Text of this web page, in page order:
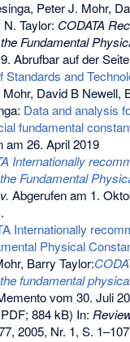
Peter J. Mohr,
Taylor: CODATA
Fundamental
Abrufbar auf der
Standards and
David B Newell,
Data and analysis
fundamental
am 26. April 2019
Internationally
Fundamental
Abgerufen am 1.
Internationally
Physical
Barry Taylor:
fundamental
vom 30. Juli
884 kB) In:
2005, Nr. 1, S.